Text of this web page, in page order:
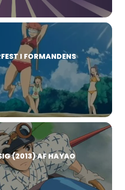
I FORMANDENS
(2013) AF HAYAO